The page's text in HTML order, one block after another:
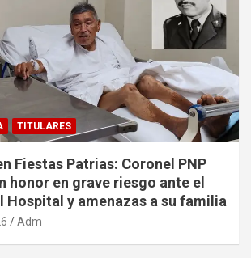
TITULARES
Fiestas Patrias: Coronel PNP
honor en grave riesgo ante el
Hospital y amenazas a su familia
Adm